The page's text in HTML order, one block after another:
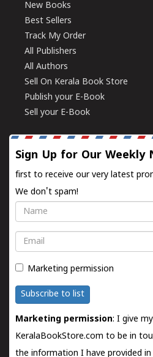
New Books
Best Sellers
Track My Order
All Publishers
All Authors
Sell On Kerala Book Store
Publish your E-Book
Sell your E-Book
Sign Up for Our Weekly
first to receive our very latest
We don't spam!
Name
Email
Marketing permission
Subscribe to list
Marketing permission: I give
KeralaBookStore.com to be in
the information I have provided